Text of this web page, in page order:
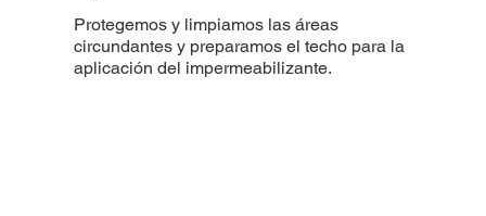
Protegemos y limpiamos las áreas
circundantes y preparamos el techo para la
aplicación del impermeabilizante.